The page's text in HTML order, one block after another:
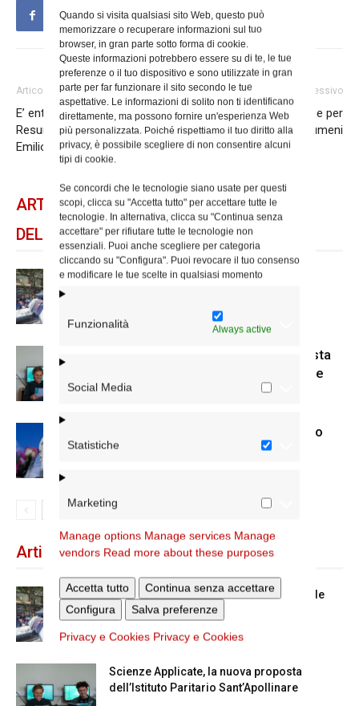
Quando si visita qualsiasi sito Web, questo può
memorizzare o recuperare informazioni sul tuo
browser, in gran parte sotto forma di cookie.
Queste informazioni potrebbero essere su di te, le tue
preferenze o il tuo dispositivo e sono utilizzate in gran
parte per far funzionare il sito secondo le tue
aspettative. Le informazioni di solito non ti identificano
direttamente, ma possono fornire un'esperienza Web
più personalizzata. Poiché rispettiamo il tuo diritto alla
privacy, è possibile scegliere di non consentire alcuni
tipi di cookie.
Se concordi che le tecnologie siano usate per questi
scopi, clicca su "Accetta tutto" per accettare tutte le
tecnologie. In alternativa, clicca su "Continua senza
accettare" per rifiutare tutte le tecnologie non
essenziali. Puoi anche scegliere per categoria
cliccando su "Configura". Puoi revocare il tuo consenso
e modificare le tue scelte in qualsiasi momento
Funzionalità Always active
Social Media
Statistiche
Marketing
Manage options Manage services Manage
vendors Read more about these purposes
Accetta tutto
Continua senza accettare
Configura
Salva preferenze
Privacy e Cookies Privacy e Cookies
Articolo precedente
E’ entrato nella luce della
Resurrezione monsignor
Emilio Messina
Articolo successivo
Il secondo scrutinio on line per
i catecumeni
ARTICOLI CORRELATI
DELLO STESSO AUTORE
Spin Time: la dichiarazione del
Scienze Applicate, la nuova proposta
dell’Istituto Paritario Sant’Apollinare
Dal 28 al 31 agosto il pellegrinaggio
diocesano a Lourdes
Articoli recenti
Spin Time: la dichiarazione del cardinale
vicario
Scienze Applicate, la nuova proposta
dell’Istituto Paritario Sant’Apollinare